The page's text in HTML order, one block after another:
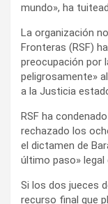
mundo», ha
La organización
Fronteras (RSF)
preocupación por
peligrosamente»
a la Justicia
RSF ha
rechazado los
el dictamen de
último paso» legal
Si los dos jueces
recurso final que